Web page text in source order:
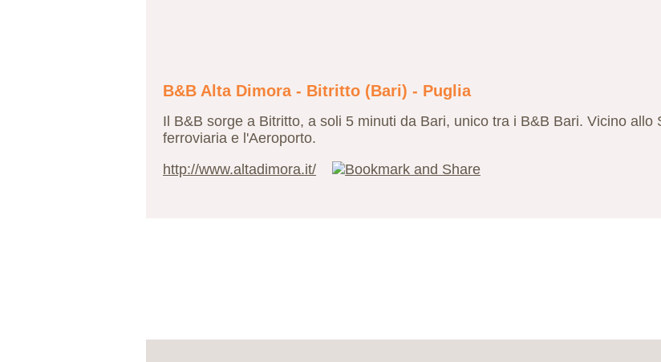
B&B Alta Dimora - Bitritto (Bari) - Puglia
Il B&B sorge a Bitritto, a soli 5 minuti da Bari, unico tra i B&B Bari. Vicino
ferroviaria e l'Aeroporto.
http://www.altadimora.it/